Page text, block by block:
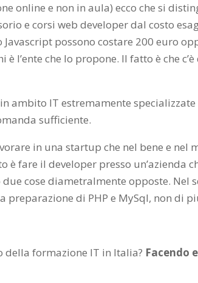
online e non in aula) ecco che si
e corsi web developer dal costo
possono costare 200 euro
l’ente che lo propone. Il fatto è che
ambito IT estremamente
sufficiente.
in una startup che nel bene e nel
fare il developer presso un’azienda
cose diametralmente opposte. Nel
di PHP e MySql, non di
della formazione IT in Italia? Facendo